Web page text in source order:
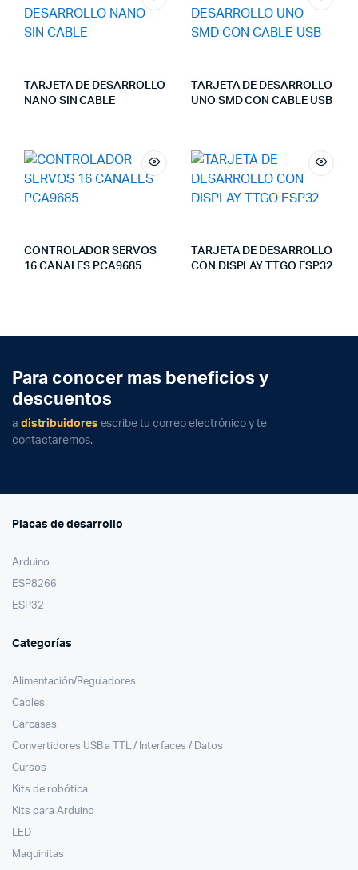
TARJETA DE DESARROLLO
NANO SIN CABLE
TARJETA DE DESARROLLO
UNO SMD CON CABLE USB
CONTROLADOR SERVOS
16 CANALES PCA9685
TARJETA DE DESARROLLO
CON DISPLAY TTGO ESP32
Para conocer mas beneficios y
descuentos
a distribuidores escribe tu correo electrónico y te
contactaremos.
Placas de desarrollo
Arduino
ESP8266
ESP32
Categorías
Alimentación/Reguladores
Cables
Carcasas
Convertidores USB a TTL / Interfaces / Datos
Cursos
Kits de robótica
Kits para Arduino
LED
Maquinitas